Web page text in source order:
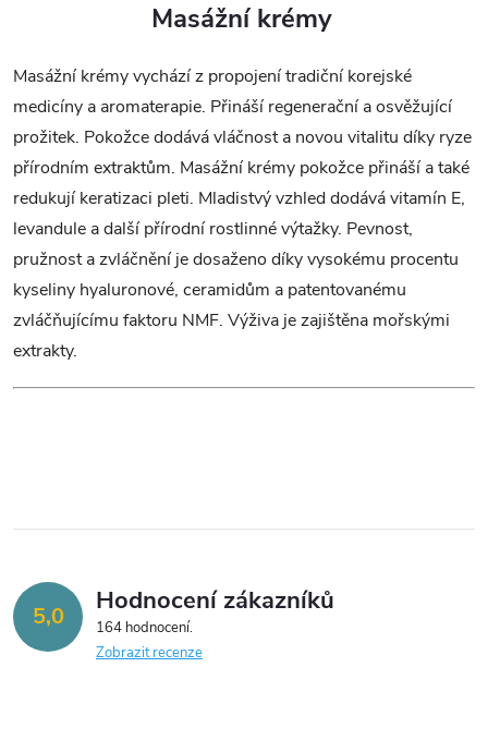
c
í
p
r
v
k
y
v
s
u
Masážní krémy
Masážní krémy vychází z propojení tradiční korejské
medicíny a aromaterapie. Přináší regenerační a osvěžující
prožitek. Pokožce dodává vláčnost a novou vitalitu díky ryze
přírodním extraktům. Masážní krémy pokožce přináší a také
redukují keratizaci pleti. Mladistvý vzhled dodává vitamín E,
levandule a další přírodní rostlinné výtažky. Pevnost,
pružnost a zvláčnění je dosaženo díky vysokému procentu
kyseliny hyaluronové, ceramidům a patentovanému
zvláčňujícímu faktoru NMF. Výživa je zajištěna mořskými
extrakty.
5,0 Hodnocení zákazníků
164 hodnocení
Zobrazit recenze